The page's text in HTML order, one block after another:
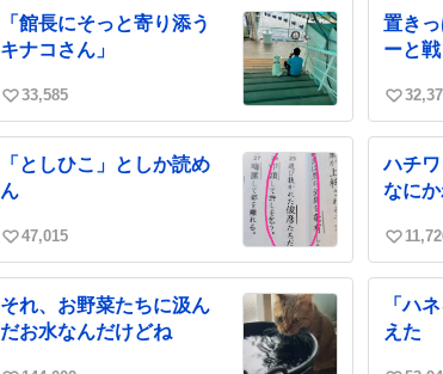
ね
数
ね
数
「館長にそっと寄り添う
キナコさん」
い
ね
数
33,585
置き
ーと
い
数
「としひこ」としか読め
ん
い
ね
数
47,015
ハチ
なに
い
ね
数
それ、お野菜たちに汲ん
だお水なんだけどね
「ハ
えた